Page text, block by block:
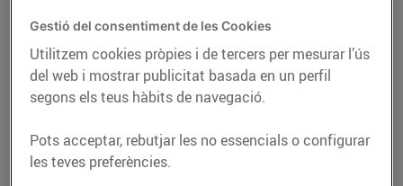
èpoques per gaudir-lo és l’estiu: en amanides,
gaspatxos, sopes fredes… I per a cada plat, una
varietats que podràs trobar actualment a Bonpreu i
Esclat, les coneixes totes?
Gestió del consentiment de les Cookies
Utilitzem cookies pròpies i de tercers per mesurar l’ús
del web i mostrar publicitat basada en un perfil
segons els teus hàbits de navegació.
Pots acceptar, rebutjar les no essencials o configurar
les teves preferències.